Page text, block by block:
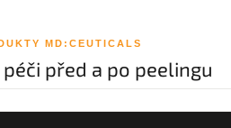
MD:CEUTICALS
před a po peelingu